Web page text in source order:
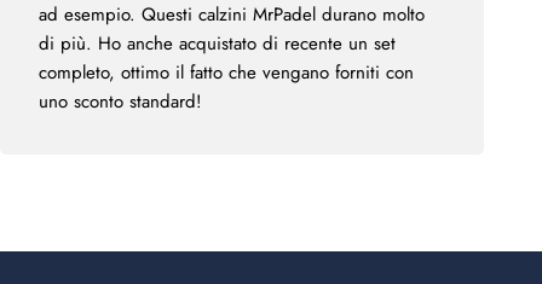
ad esempio. Questi calzini MrPadel durano molto
di più. Ho anche acquistato di recente un set
completo, ottimo il fatto che vengano forniti con
uno sconto standard!